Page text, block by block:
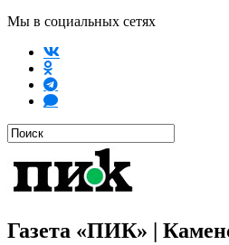
Мы в социальных сетях
Газета «ПИК» |